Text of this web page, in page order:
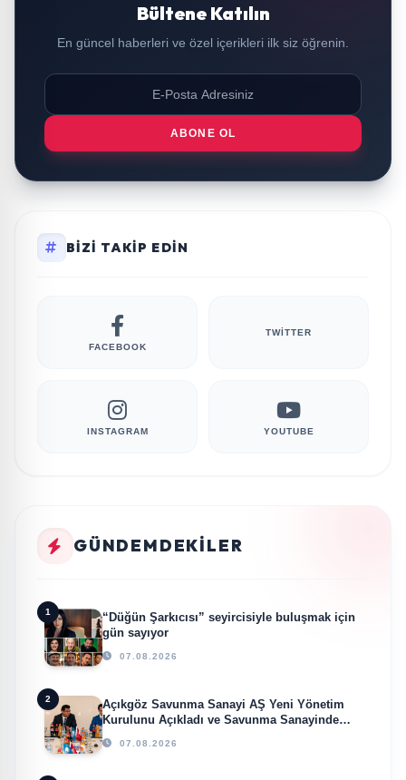
Bültene Katılın
En güncel haberleri ve özel içerikleri ilk siz öğrenin.
ABONE OL
BIZI TAKIP EDIN
FACEBOOK
TWITTER
INSTAGRAM YOUTUBE
GÜNDEMDEKILER
1
“Düğün Şarkıcısı” seyircisiyle buluşmak için
gün sayıyor
07.08.2026
2
Açıkgöz Savunma Sanayi AŞ Yeni Yönetim
Kurulunu Açıkladı ve Savunma Sanayinde
07.08.2026